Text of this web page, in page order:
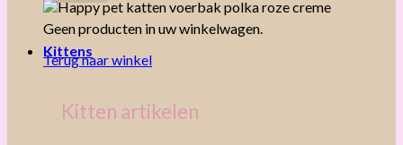
Geen producten in uw winkelwagen.
Terug naar winkel
Kittens
Kitten artikelen